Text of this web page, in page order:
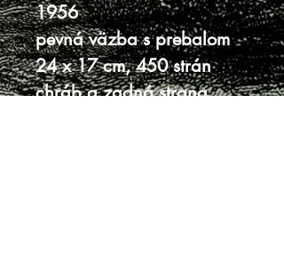
1956
pevná väzba s prebalom
24 x 17 cm, 450 strán
chráb a zadná strana